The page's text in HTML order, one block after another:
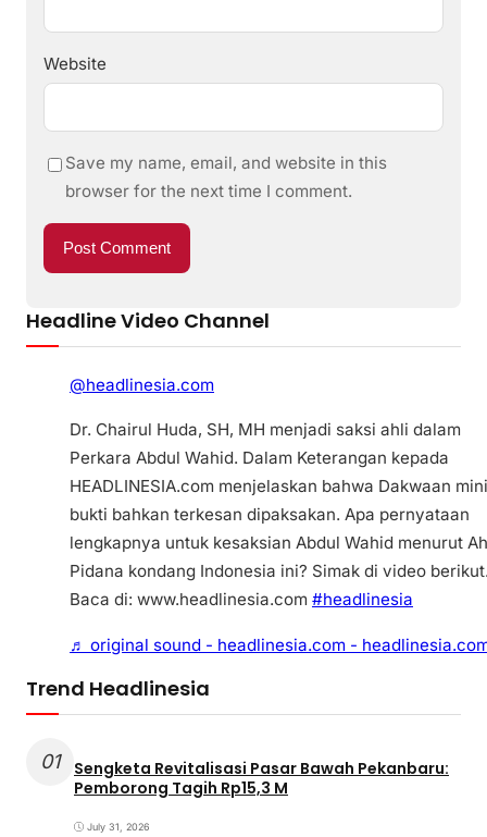
Website
Save my name, email, and website in this
browser for the next time I comment.
Headline Video Channel
@headlinesia.com
Dr. Chairul Huda, SH, MH menjadi saksi ahli dalam
Perkara Abdul Wahid. Dalam Keterangan kepada
HEADLINESIA.com menjelaskan bahwa Dakwaan
bukti bahkan terkesan dipaksakan. Apa pernyataan
lengkapnya untuk kesaksian Abdul Wahid menurut
Pidana kondang Indonesia ini? Simak di video
Baca di: www.headlinesia.com #headlinesia
♬ original sound - headlinesia.com -
Trend Headlinesia
01
Sengketa Revitalisasi Pasar Bawah Pekanbaru:
Pemborong Tagih Rp15,3 M
July 31, 2026